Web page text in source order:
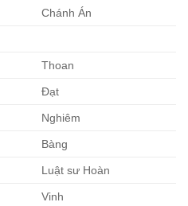
Chánh Án
Thoan
Đạt
Nghiêm
Bàng
Luật sư Hoàn
Vinh